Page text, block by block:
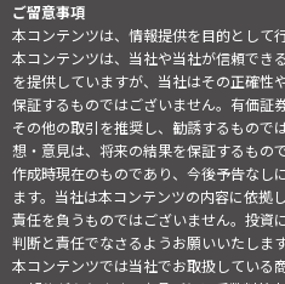
ご留意事項
本コンテンツは、情報提供を目的として
本コンテンツは、当社や当社が信頼でき
を提供していますが、当社はその正確性
保証するものではございません。有価証
その他の取引を推奨し、勧誘するもので
想・意見は、将来の結果を保証するもの
作成時現在のものであり、今後予告なし
ます。当社は本コンテンツの内容に依拠
責任を負うものではございません。投資
判断と責任でなさるようお願いいたします
本コンテンツでは当社でお取扱している